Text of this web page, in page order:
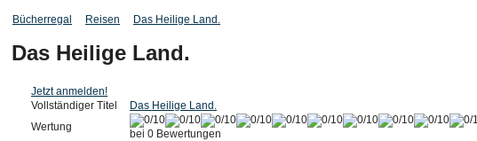
Bücherregal Reisen Das Heilige Land.
Das Heilige Land.
Jetzt anmelden!
Vollständiger Titel
Das Heilige Land.
Wertung
bei 0 Bewertungen